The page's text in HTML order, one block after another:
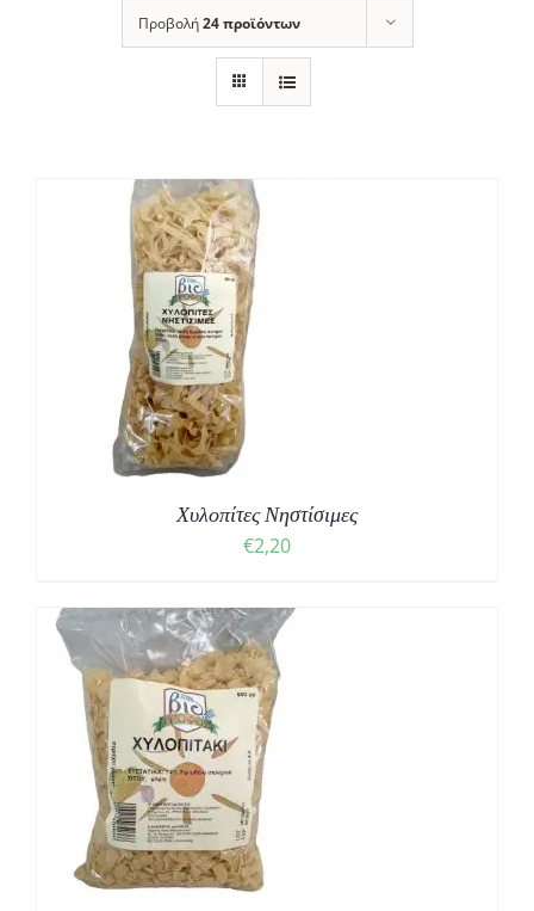
Προβολή24 προϊόντων
Χυλοπίτες Νηστίσιμες
€2,20